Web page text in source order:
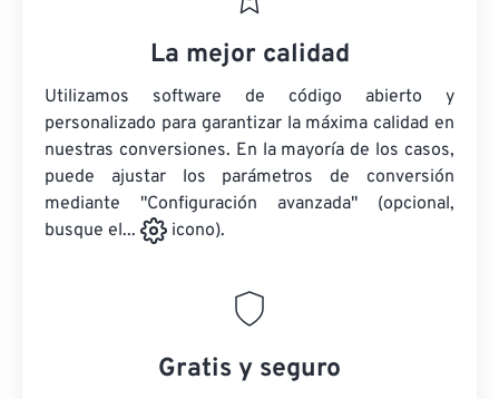
La mejor calidad
Utilizamos software de código abierto y
personalizado para garantizar la máxima calidad en
nuestras conversiones. En la mayoría de los casos,
puede ajustar los parámetros de conversión
mediante "Configuración avanzada" (opcional,
busque el...
icono).
Gratis y seguro